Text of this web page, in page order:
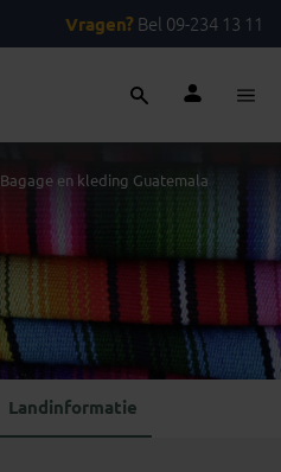
Vragen? Bel 09-234 13 11
Bagage en kleding Guatemala
Landinformatie